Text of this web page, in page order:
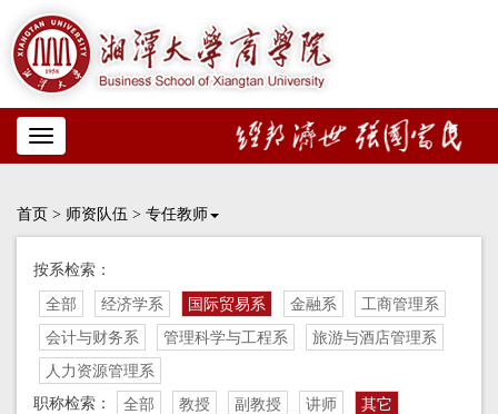
Toggle
navigation
首页 > 师资队伍 > 专任教师
按系检索：
全部 经济学系 国际贸易系 金融系
工商管理系
会计与财务系
管理科学与工程系
旅游与酒店管理系
人力资源管理系
职称检索：
全部 教授 副教授 讲师 其它